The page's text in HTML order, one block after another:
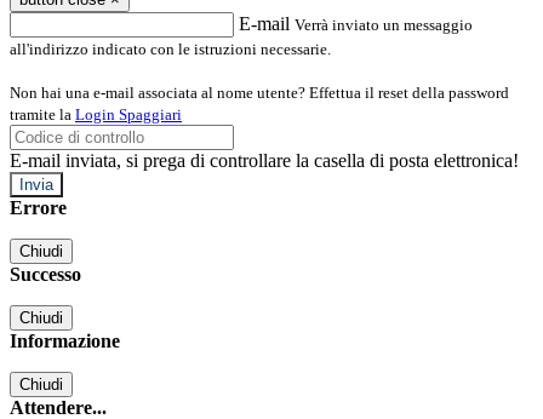
E-mail Verrà inviato un messaggio
all'indirizzo indicato con le istruzioni necessarie.
Non hai una e-mail associata al nome utente? Effettua il reset della password
tramite la Login Spaggiari
E-mail inviata, si prega di controllare la casella di posta elettronica!
Errore
Chiudi
Successo
Chiudi
Informazione
Chiudi
Attendere...